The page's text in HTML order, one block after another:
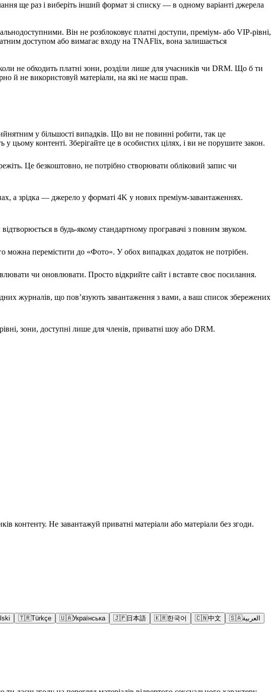
ще раз і виберіть інший формат зі списку — в одному варіанті джерела
Він не розблоковує платні доступи, преміум- або VIP-рівні,
доступом або вимагає входу на TNAFlix, вона залишається
не обходить платні зони, розділи лише для учасників чи DRM. Що б ти
й не використовуй матеріали, на які не маєш прав.
у більшості випадків. Що ви не повинні робити, так це
контенті. Зберігайте це в особистих цілях, і ви не порушите закон.
Це безкоштовно, не потрібно створювати обліковий запис чи
а зрідка — джерело у форматі 4K у нових преміум-завантаженнях.
в будь-якому стандартному програвачі з повним звуком.
можна перемістити до «Фото». У обох випадках додаток не потрібен.
чи оновлювати. Просто відкрийте сайт і вставте своє посилання.
журналів, що пов’язують завантаження з вами, а ваш список збережених
зони, доступні лише для членів, приватні шоу або DRM.
контенту. Не завантажуй приватні матеріали або матеріали без згоди.
🇹🇷Türkçe 🇺🇦Українська 🇯🇵日本語 🇰🇷한국어 🇨🇳中文 🇸🇦العربية